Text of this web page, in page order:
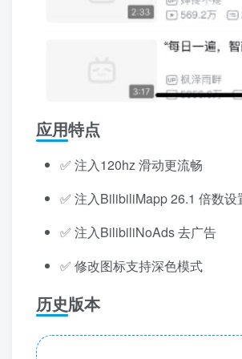
应用特点
✅ 注入120hz 滑动更流畅
✅ 注入BilibiliMapp 26.1 倍数
✅ 注入BilibiliNoAds 去广告
✅ 修改图标支持深色模式
历史版本